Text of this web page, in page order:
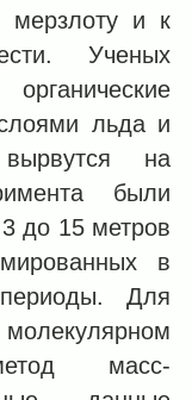
мерзлоту и к
Ученых
льда и
на
были
до 15 метров
в
периоды. Для
масс-